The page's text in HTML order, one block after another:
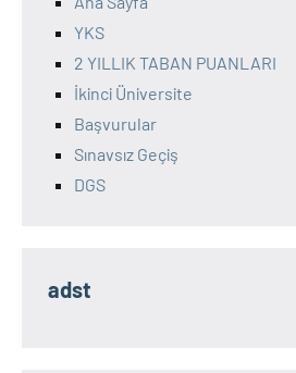
YKS
2 YILLIK TABAN PUANLARI
İkinci Üniversite
Başvurular
Sınavsız Geçiş
DGS
adst